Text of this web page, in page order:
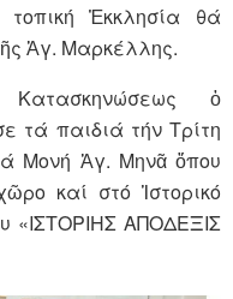
Ἐκκλησία θά
Ἁγ. Μαρκέλλης.
ὁ
τά παιδιά τήν Τρίτη
Μονή Ἁγ. Μηνᾶ ὅπου
καί στό Ἱστορικό
«ΙΣΤΟΡΙΗΣ ΑΠΟΔΕΞΙΣ